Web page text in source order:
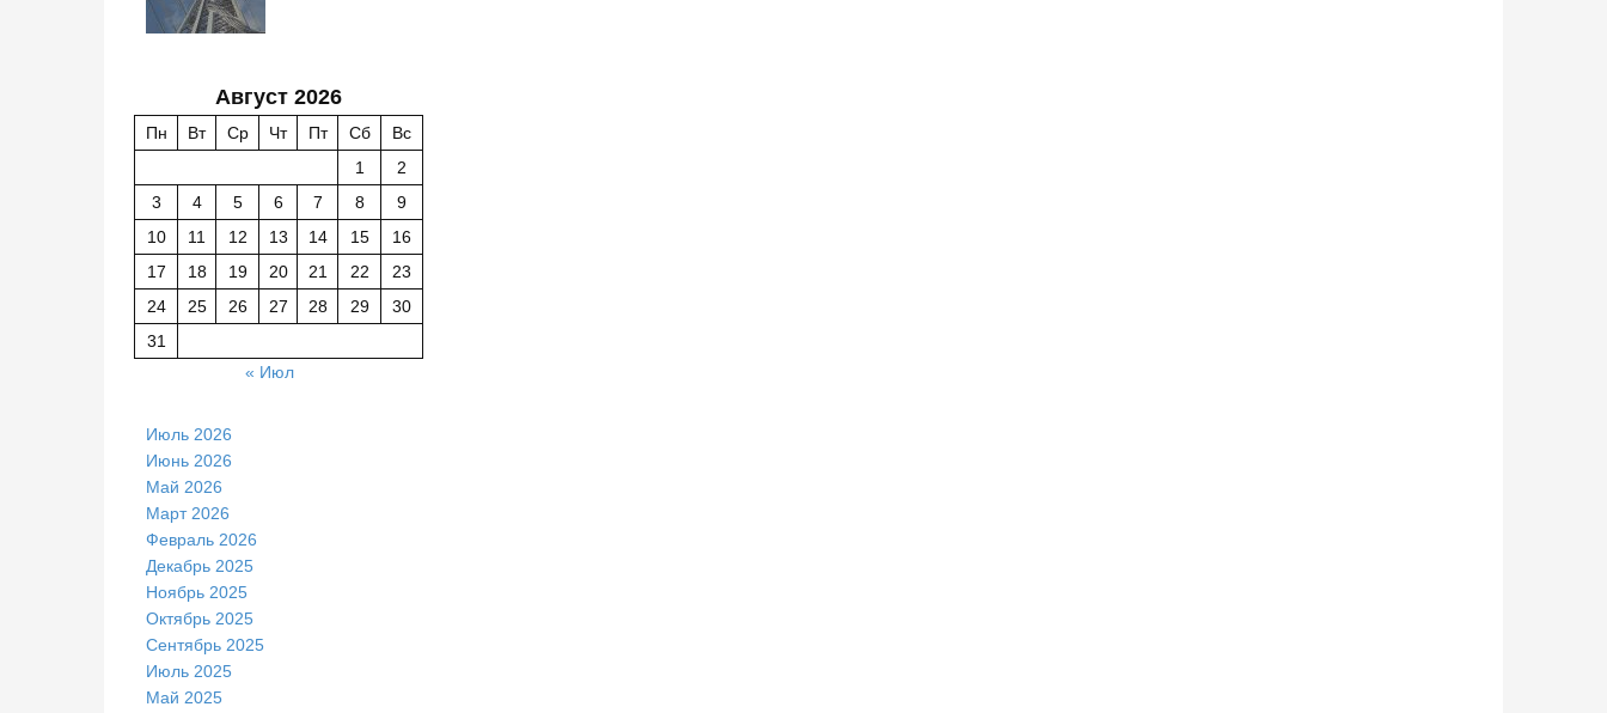
Август 2026
Пн Вт Ср Чт Пт Сб
Вс
1
2
3
4 5 6 7 8
9
10
11 12 13 14 15
16
17
18 19 20 21 22
23
24
25 26 27 28 29
30
31
« Июл
Июль 2026
Июнь 2026
Май 2026
Март 2026
Февраль 2026
Декабрь 2025
Ноябрь 2025
Октябрь 2025
Сентябрь 2025
Июль 2025
Май 2025